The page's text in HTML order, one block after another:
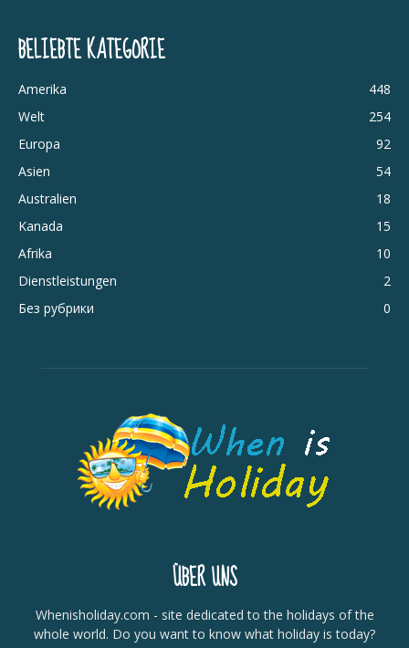
BELIEBTE KATEGORIE
Amerika
448
Welt
254
Europa
92
Asien
54
Australien
18
Kanada
15
Afrika
10
Dienstleistungen
2
Без рубрики
0
ÜBER UNS
Whenisholiday.com - site dedicated to the holidays of the
whole world. Do you want to know what holiday is today?